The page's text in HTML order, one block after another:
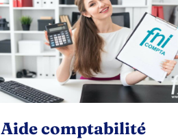
Aide comptabilité